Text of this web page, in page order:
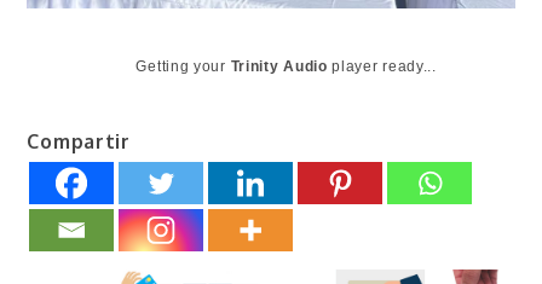
Getting your Trinity Audio player ready...
Compartir